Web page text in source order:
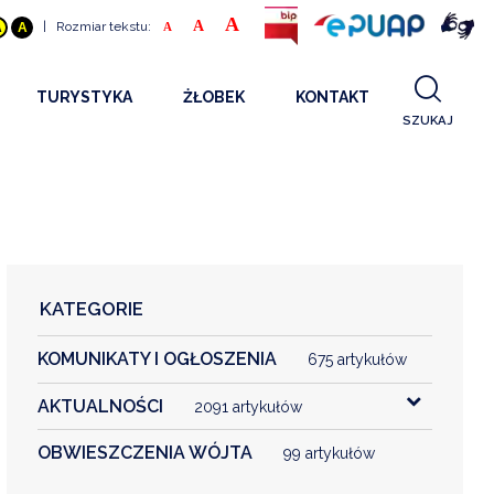
A | Rozmiar tekstu: A A A
TURYSTYKA ŻŁOBEK
KONTAKT
KONTAKT
SZUKAJ
KATEGORIE
KOMUNIKATY I OGŁOSZENIA 675 artykułów
AKTUALNOŚCI 2091 artykułów
OBWIESZCZENIA WÓJTA 99 artykułów